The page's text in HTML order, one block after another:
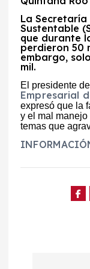
La Secretaría
Sustentable
que durante
perdieron 50
embargo,
mil.
El presidente del
Empresarial
expresó que la
y el mal
temas que